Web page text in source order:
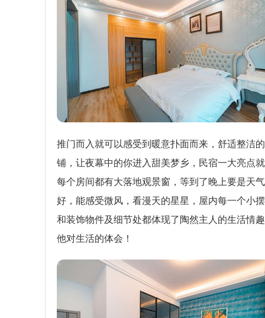
推门而入就可以感受到暖意扑面而来，舒适整洁
铺，让夜幕中的你进入甜美梦乡，民宿一大亮点
每个房间都有大落地观景窗，等到了晚上要是天气
好，能感受微风，看漫天的星星，屋内每一个小
和装饰物件及细节处都体现了陶然主人的生活情
他对生活的体会！